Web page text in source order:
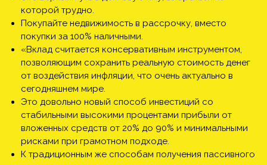
которой трудно.
Покупайте недвижимость в рассрочку, вместо
покупки за 100% наличными.
«Вклад считается консервативным инструментом,
позволяющим сохранить реальную стоимость денег
от воздействия инфляции, что очень актуально в
сегодняшнем мире.
Это довольно новый способ инвестиций со
стабильными высокими процентами прибыли от
вложенных средств от 20% до 90% и минимальными
рисками при грамотном подходе.
К традиционным же способам получения пассивного